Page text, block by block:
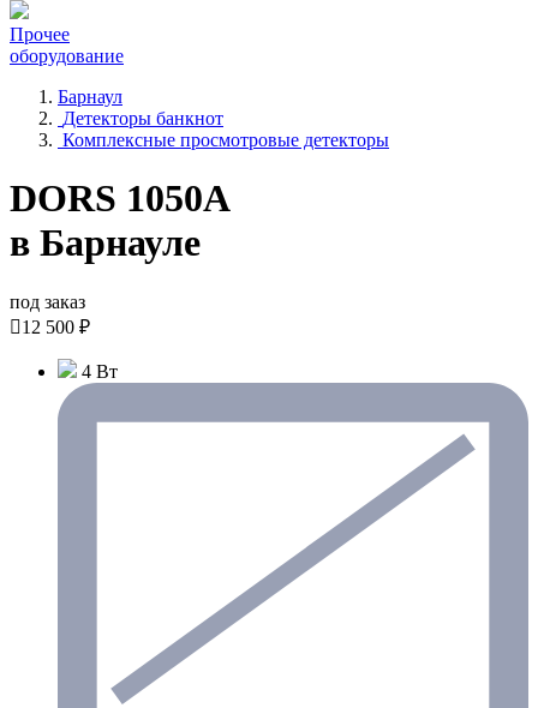
Прочее
оборудование
Барнаул
Детекторы банкнот
Комплексные просмотровые детекторы
DORS 1050A
в Барнауле
под заказ
12 500 ₽
4 Вт